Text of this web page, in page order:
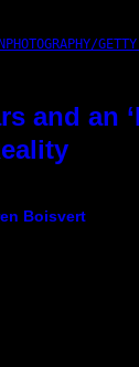
and an
Boisvert